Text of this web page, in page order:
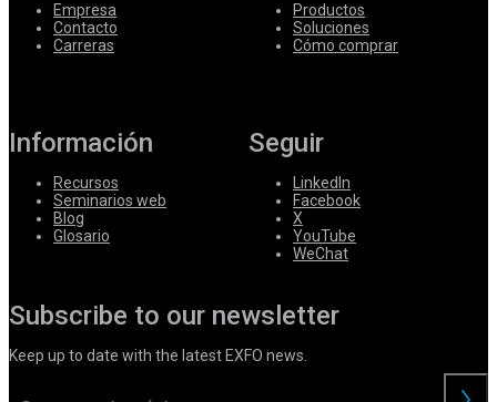
Empresa
Contacto
Carreras
Productos
Soluciones
Cómo comprar
Información
Recursos
Seminarios web
Blog
Glosario
Seguir
LinkedIn
Facebook
X
YouTube
WeChat
Subscribe to our newsletter
Keep up to date with the latest EXFO news.